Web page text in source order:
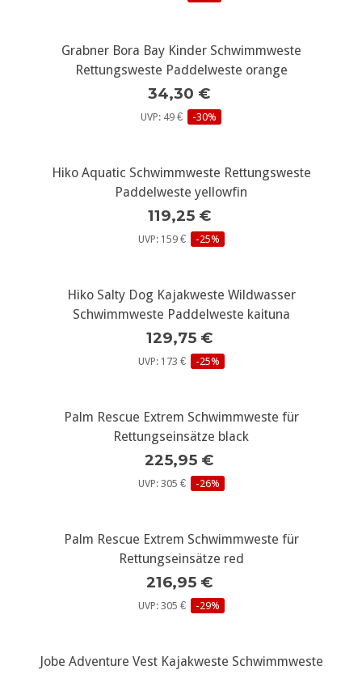
Grabner Bora Bay Kinder Schwimmweste
Rettungsweste Paddelweste orange
34,30 €
UVP: 49 € -30%
Hiko Aquatic Schwimmweste Rettungsweste
Paddelweste yellowfin
119,25 €
UVP: 159 € -25%
Hiko Salty Dog Kajakweste Wildwasser
Schwimmweste Paddelweste kaituna
129,75 €
UVP: 173 € -25%
Palm Rescue Extrem Schwimmweste für
Rettungseinsätze black
225,95 €
UVP: 305 € -26%
Palm Rescue Extrem Schwimmweste für
Rettungseinsätze red
216,95 €
UVP: 305 € -29%
Jobe Adventure Vest Kajakweste Schwimmweste